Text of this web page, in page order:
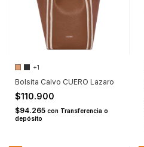
+1
Bolsita Calvo CUERO Lazaro
$110.900
$94.265 con Transferencia o
depósito